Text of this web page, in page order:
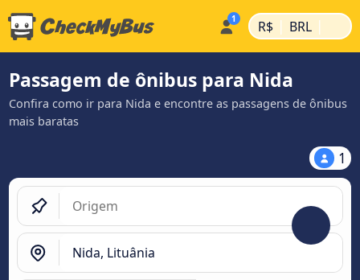
R$ | BRL |
Passagem de ônibus para Nida
Confira como ir para Nida e encontre as passagens de ônibus
mais baratas
1